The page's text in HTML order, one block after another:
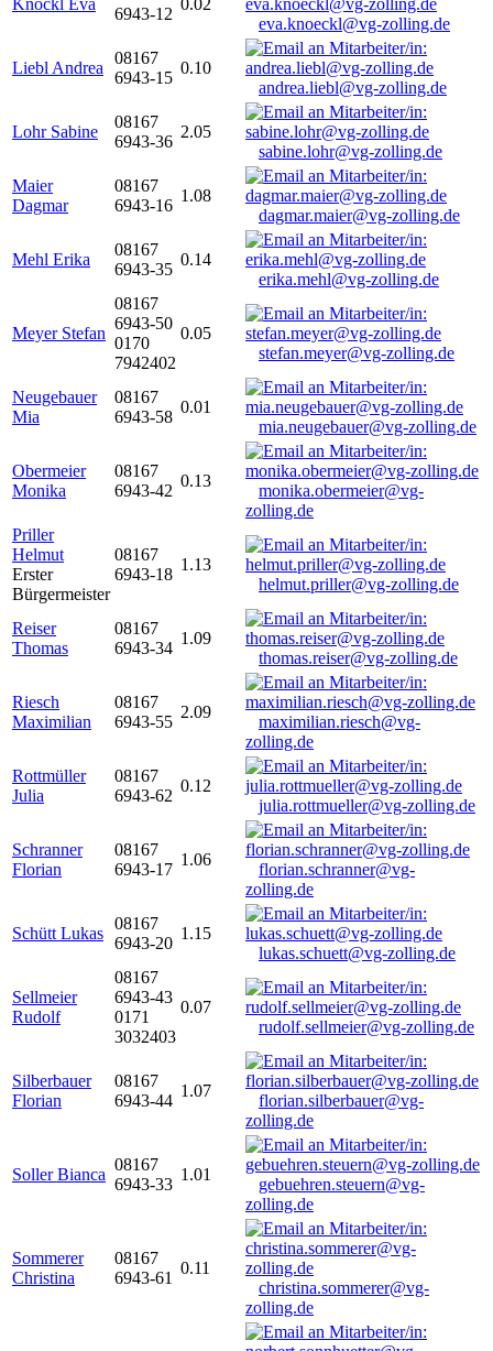
Knöckl Eva
6943-12
0.02
eva.knoeckl@vg-zolling.de
Liebl Andrea
08167
6943-15
0.10
andrea.liebl@vg-zolling.de
Lohr Sabine
08167
6943-36
2.05
sabine.lohr@vg-zolling.de
Maier
Dagmar
08167
6943-16
1.08
dagmar.maier@vg-zolling.de
Mehl Erika
08167
6943-35
0.14
erika.mehl@vg-zolling.de
Meyer Stefan
08167
6943-50
0170
7942402
0.05
stefan.meyer@vg-zolling.de
Neugebauer
Mia
08167
6943-58
0.01
mia.neugebauer@vg-zolling.de
Obermeier
Monika
08167
6943-42
0.13
monika.obermeier@vg-
zolling.de
Priller
Helmut
Erster
Bürgermeister
08167
6943-18
1.13
helmut.priller@vg-zolling.de
Reiser
Thomas
08167
6943-34
1.09
thomas.reiser@vg-zolling.de
Riesch
Maximilian
08167
6943-55
2.09
maximilian.riesch@vg-
zolling.de
Rottmüller
Julia
08167
6943-62
0.12
julia.rottmueller@vg-zolling.de
Schranner
Florian
08167
6943-17
1.06
florian.schranner@vg-
zolling.de
Schütt Lukas
08167
6943-20
1.15
lukas.schuett@vg-zolling.de
Sellmeier
Rudolf
08167
6943-43
0171
3032403
0.07
rudolf.sellmeier@vg-zolling.de
Silberbauer
Florian
08167
6943-44
1.07
florian.silberbauer@vg-
zolling.de
Soller Bianca
08167
6943-33
1.01
gebuehren.steuern@vg-
zolling.de
Sommerer
Christina
08167
6943-61
0.11
christina.sommerer@vg-
zolling.de